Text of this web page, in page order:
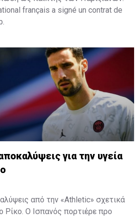
français a signé un contrat de
(@PSG_inside)July 9, 2023
για την υγεία
από την «Athletic» σχετικά
Ρίκο. Ο Ισπανός πορτιέρε προ